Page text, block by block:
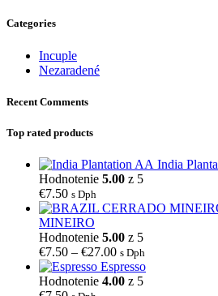
Categories
Incuple
Nezaradené
Recent Comments
Top rated products
India
Hodnotenie 5.00 z 5
€7.50 s Dph
MINEIRO
Hodnotenie 5.00 z 5
€7.50 – €27.00Price
range:
€7.50
s Dph
Espresso
Hodnotenie 4.00 z 5